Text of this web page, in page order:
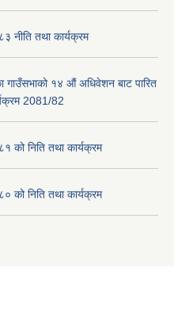
नीति तथा कार्यक्रम
गाउँसभाको १४ औं अधिवेशन बाट पारित
2081/82
को निति तथा कार्यक्रम
को निति तथा कार्यक्रम